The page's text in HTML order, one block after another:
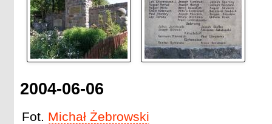
2004-06-06
Fot. Michał Żebrowski